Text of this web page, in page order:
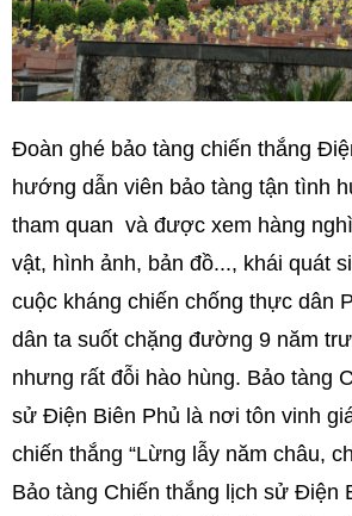
Đoàn ghé bảo tàng chiến thắng
hướng dẫn viên bảo tàng tận tình
tham quan và được xem hàng
vật, hình ảnh, bản đồ..., khái quát
cuộc kháng chiến chống thực dân
dân ta suốt chặng đường 9 năm
nhưng rất đỗi hào hùng. Bảo tàng
sử Điện Biên Phủ là nơi tôn vinh
chiến thắng “Lừng lẫy năm châu,
Bảo tàng Chiến thắng lịch sử Điện